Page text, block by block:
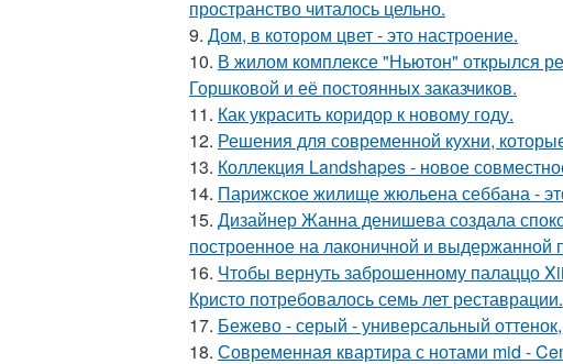
пространство читалось цельно.
9. Дом, в котором цвет - это настроение.
10. В жилом комплексе "Ньютон" открылся
Горшковой и её постоянных заказчиков.
11. Как украсить коридор к новому году.
12. Решения для современной кухни,
13. Коллекция Landshapes - новое
14. Парижское жилище жюльена себбана -
15. Дизайнер Жанна денишева создала
построенное на лаконичной и выдержанной
16. Чтобы вернуть заброшенному палаццо
Кристо потребовалось семь лет реставрации.
17. Бежево - серый - универсальный
18. Современная квартира с нотами mid -